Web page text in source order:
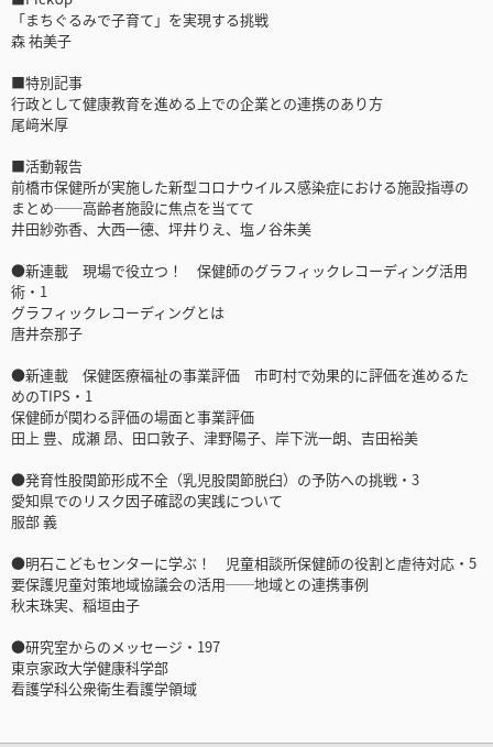
「まちぐるみで子育て」を実現する挑戦
森 祐美子
■特別記事
行政として健康教育を進める上での企業との連携のあり方
尾﨑米厚
■活動報告
前橋市保健所が実施した新型コロナウイルス感染症における施設指導の
まとめ──高齢者施設に焦点を当てて
井田紗弥香、大西一德、坪井りえ、塩ノ谷朱美
●新連載 現場で役立つ！ 保健師のグラフィックレコーディング活用
術・1
グラフィックレコーディングとは
唐井奈那子
●新連載 保健医療福祉の事業評価 市町村で効果的に評価を進めるた
めのTIPS・1
保健師が関わる評価の場面と事業評価
田上 豊、成瀬 昂、田口敦子、津野陽子、岸下洸一朗、吉田裕美
●発育性股関節形成不全（乳児股関節脱臼）の予防への挑戦・3
愛知県でのリスク因子確認の実践について
服部 義
●明石こどもセンターに学ぶ！ 児童相談所保健師の役割と虐待対応・5
要保護児童対策地域協議会の活用──地域との連携事例
秋末珠実、稲垣由子
●研究室からのメッセージ・197
東京家政大学健康科学部
看護学科公衆衛生看護学領域